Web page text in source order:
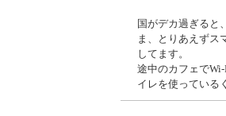
国がデカ過ぎると
ま、とりあえずス
してます。
途中のカフェで
イレを使っている